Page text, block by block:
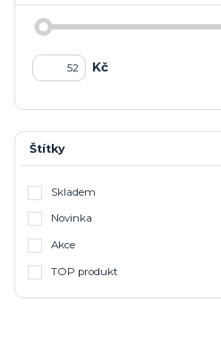
Kč
Štítky
Skladem
Novinka
Akce
TOP produkt